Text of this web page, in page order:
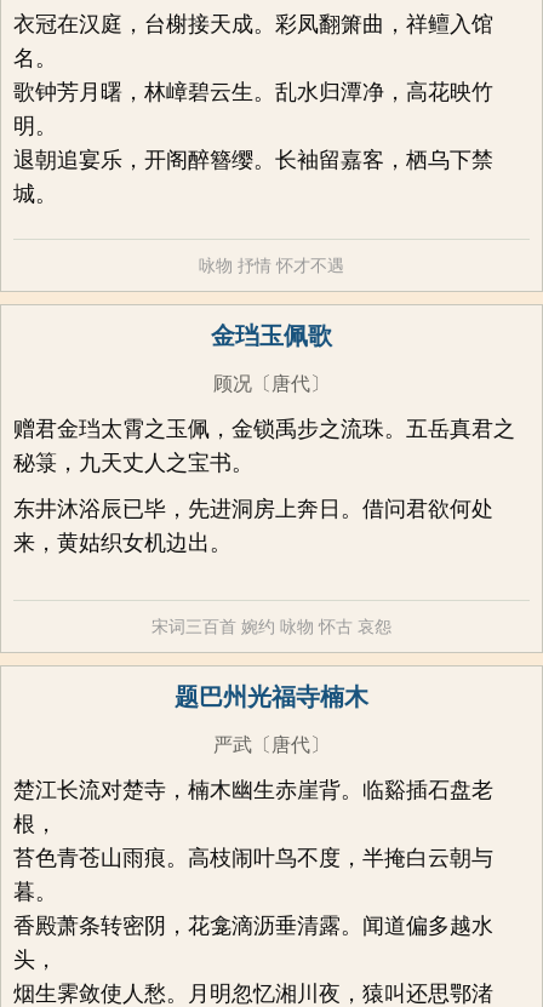
衣冠在汉庭，台榭接天成。彩凤翻箫曲，祥鳣入馆
名。
歌钟芳月曙，林嶂碧云生。乱水归潭净，高花映竹
明。
退朝追宴乐，开阁醉簪缨。长袖留嘉客，栖乌下禁
城。
咏物 抒情 怀才不遇
金珰玉佩歌
顾况 〔唐代〕
赠君金珰太霄之玉佩，金锁禹步之流珠。五岳真君之
秘箓，九天丈人之宝书。
东井沐浴辰已毕，先进洞房上奔日。借问君欲何处
来，黄姑织女机边出。
宋词三百首 婉约 咏物 怀古 哀怨
题巴州光福寺楠木
严武 〔唐代〕
楚江长流对楚寺，楠木幽生赤崖背。临谿插石盘老
根，
苔色青苍山雨痕。高枝闹叶鸟不度，半掩白云朝与
暮。
香殿萧条转密阴，花龛滴沥垂清露。闻道偏多越水
头，
烟生霁敛使人愁。月明忽忆湘川夜，猿叫还思鄂渚